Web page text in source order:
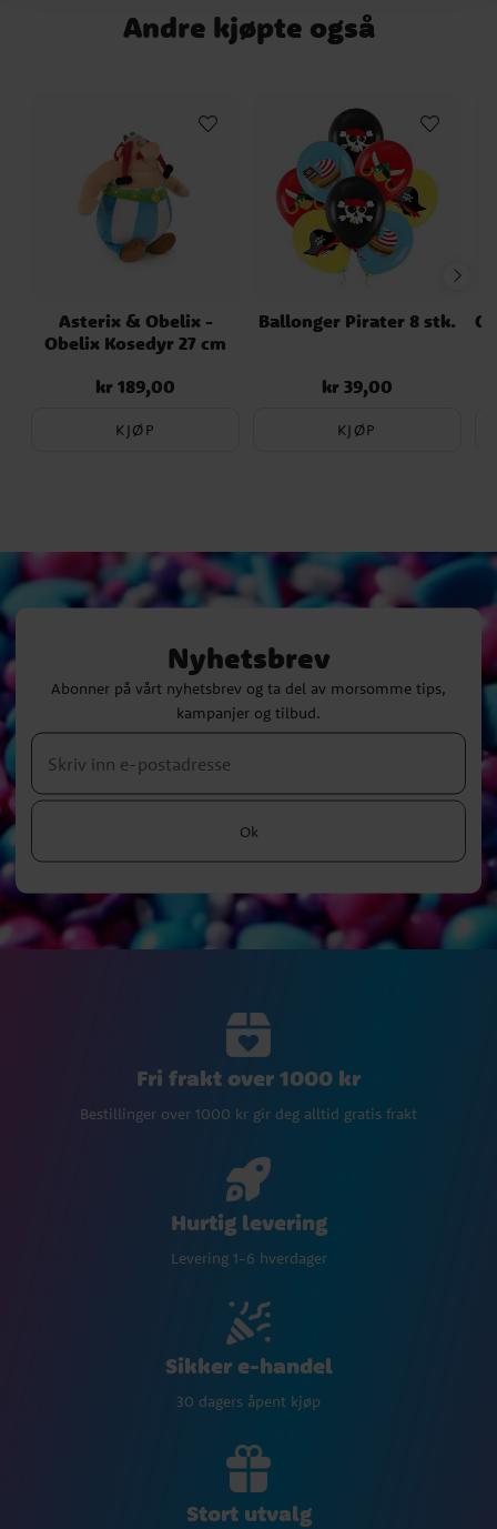
Andre kjøpte også
Asterix & Obelix -
Obelix Kosedyr 27 cm
Pris:kr 189,00
kr 189,00
KJØP
Ballonger Pirater 8 stk.
Pris:kr 39,00
kr 39,00
KJØP
Nyhetsbrev
Abonner på vårt nyhetsbrev og ta del av morsomme tips,
kampanjer og tilbud.
Ok
Fri frakt over 1000 kr
Bestillinger over 1000 kr gir deg alltid gratis frakt
Hurtig levering
Levering 1-6 hverdager
Sikker e-handel
30 dagers åpent kjøp
Stort utvalg